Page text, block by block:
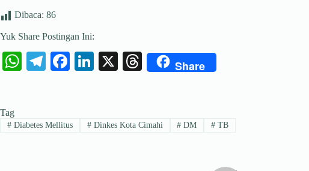
Dibaca: 86
Yuk Share Postingan Ini:
W
A
Te
a
Fa
ok
Li
In
X
T
ds
Share
Tag
#Diabetes Mellitus #Dinkes Kota Cimahi # DM # TB